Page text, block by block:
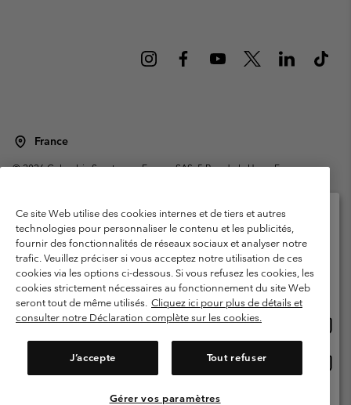
France
©2026Columbia Sportswear Europe SAS. 5 Rue de la Haye, Espace
Garanties Légales
Politique de confidentialité
Conditions d'utilisation - Membres
Conditions D'utilisation - Contenu généré par l'utilisateur
Impressum
Cookies
Public CBCR
Ce site Web utilise des cookies internes et de tiers et autres
technologies pour personnaliser le contenu et les publicités,
fournir des fonctionnalités de réseaux sociaux et analyser notre
trafic. Veuillez préciser si vous acceptez notre utilisation de ces
cookies via les options ci-dessous. Si vous refusez les cookies, les
cookies strictement nécessaires au fonctionnement du site Web
seront tout de même utilisés. Cliquez ici pour plus de détails et
consulter notre Déclaration complète sur les cookies.
J’accepte Tout refuser
Gérer vos paramètres
Veuillez sélectionner votre pays d’expédition et
votre langue
Achats en ligne disponibles
United States
ligne
France